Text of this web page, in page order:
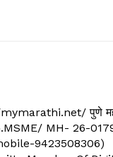
mymarathi.net/ पुणे
MH- 26-
9423508306)